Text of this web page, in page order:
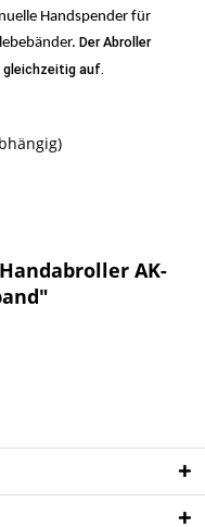
Handspender für
Der Abroller
gleichzeitig auf.
AK-